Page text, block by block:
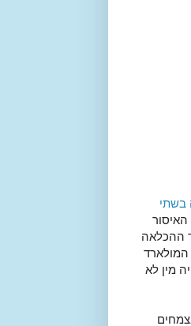
בשתי
ההכלאה
המולארד
מין לא